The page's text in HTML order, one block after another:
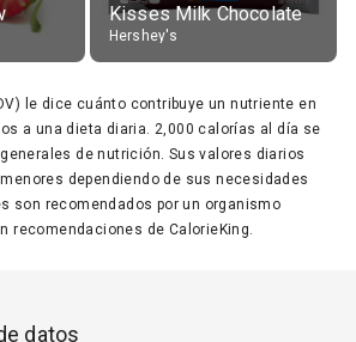
Kisses Milk Chocolate
Hershey's
le dice cuánto contribuye un nutriente en
a una dieta diaria. 2,000 calorías al día se
de nutrición. Sus valores diarios
dependiendo de sus necesidades
son recomendados por un organismo
recomendaciones de CalorieKing.
datos